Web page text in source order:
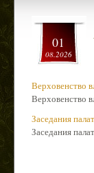
01
08.2026
Верховенство
Верховенство
Заседания палат
Заседания палат